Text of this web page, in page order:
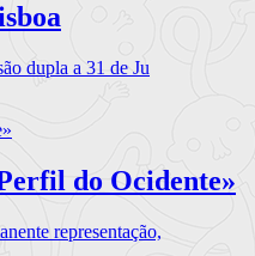
dupla a 31 de Ju
do Ocidente»
representação,